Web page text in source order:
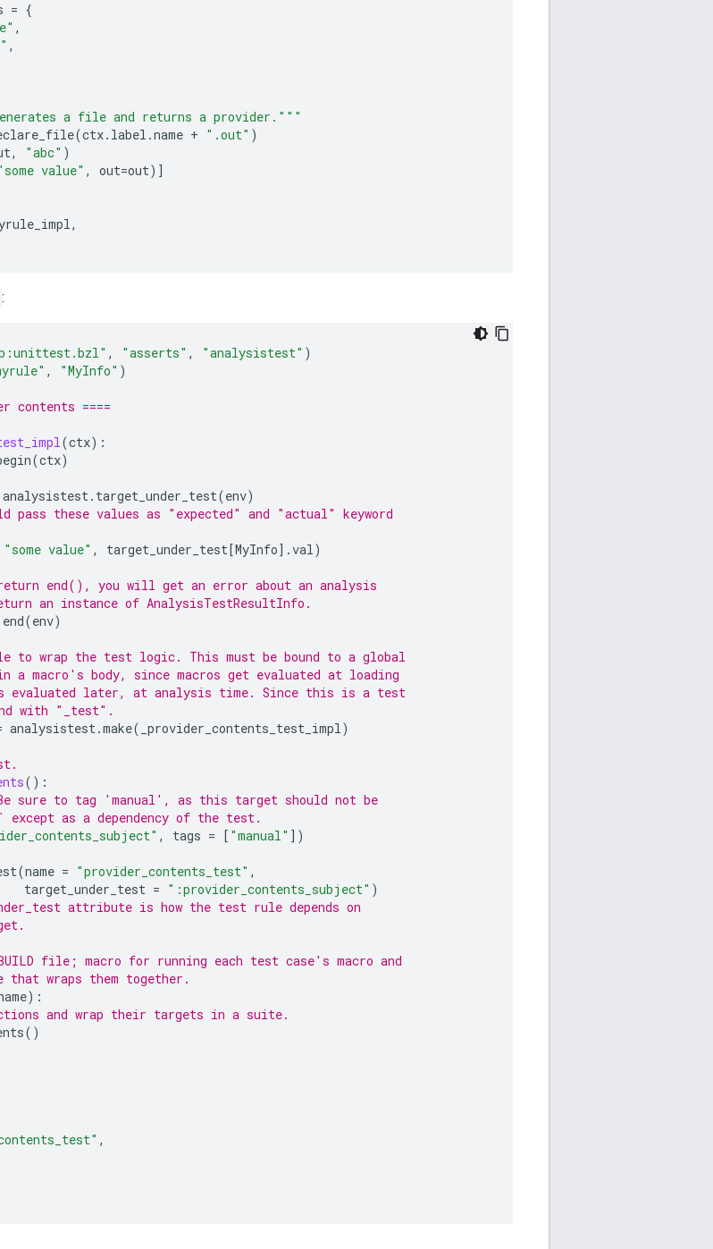
= {
,
,
a file and returns a provider."""
(ctx. label .name + ".out" )
, "abc" )
value" , out=out)]
,
:
, "asserts" , "analysistest" )
, "MyInfo" )
contents ====
(ctx):
(ctx)
analysistest. target_under_test(env)
these values as "expected" and "actual" keyword
"some value" , target_under_test[MyInfo] .val)
end(), you will get an error about an analysis
an instance of AnalysisTestResultInfo.
end(env)
to wrap the test logic. This must be bound to a global
macro's body, since macros get evaluated at loading
evaluated later, at analysis time. Since this is a test
with "_test".
analysistest.make( _provider_contents_test_impl)
():
sure to tag 'manual', as this target should not be
as a dependency of the test.
, tags = [ "manual" ])
(name = "provider_contents_test" ,
target_under_test = ":provider_contents_subject" )
attribute is how the test rule depends on
file; macro for running each test case's macro and
wraps them together.
):
and wrap their targets in a suite.
()
,